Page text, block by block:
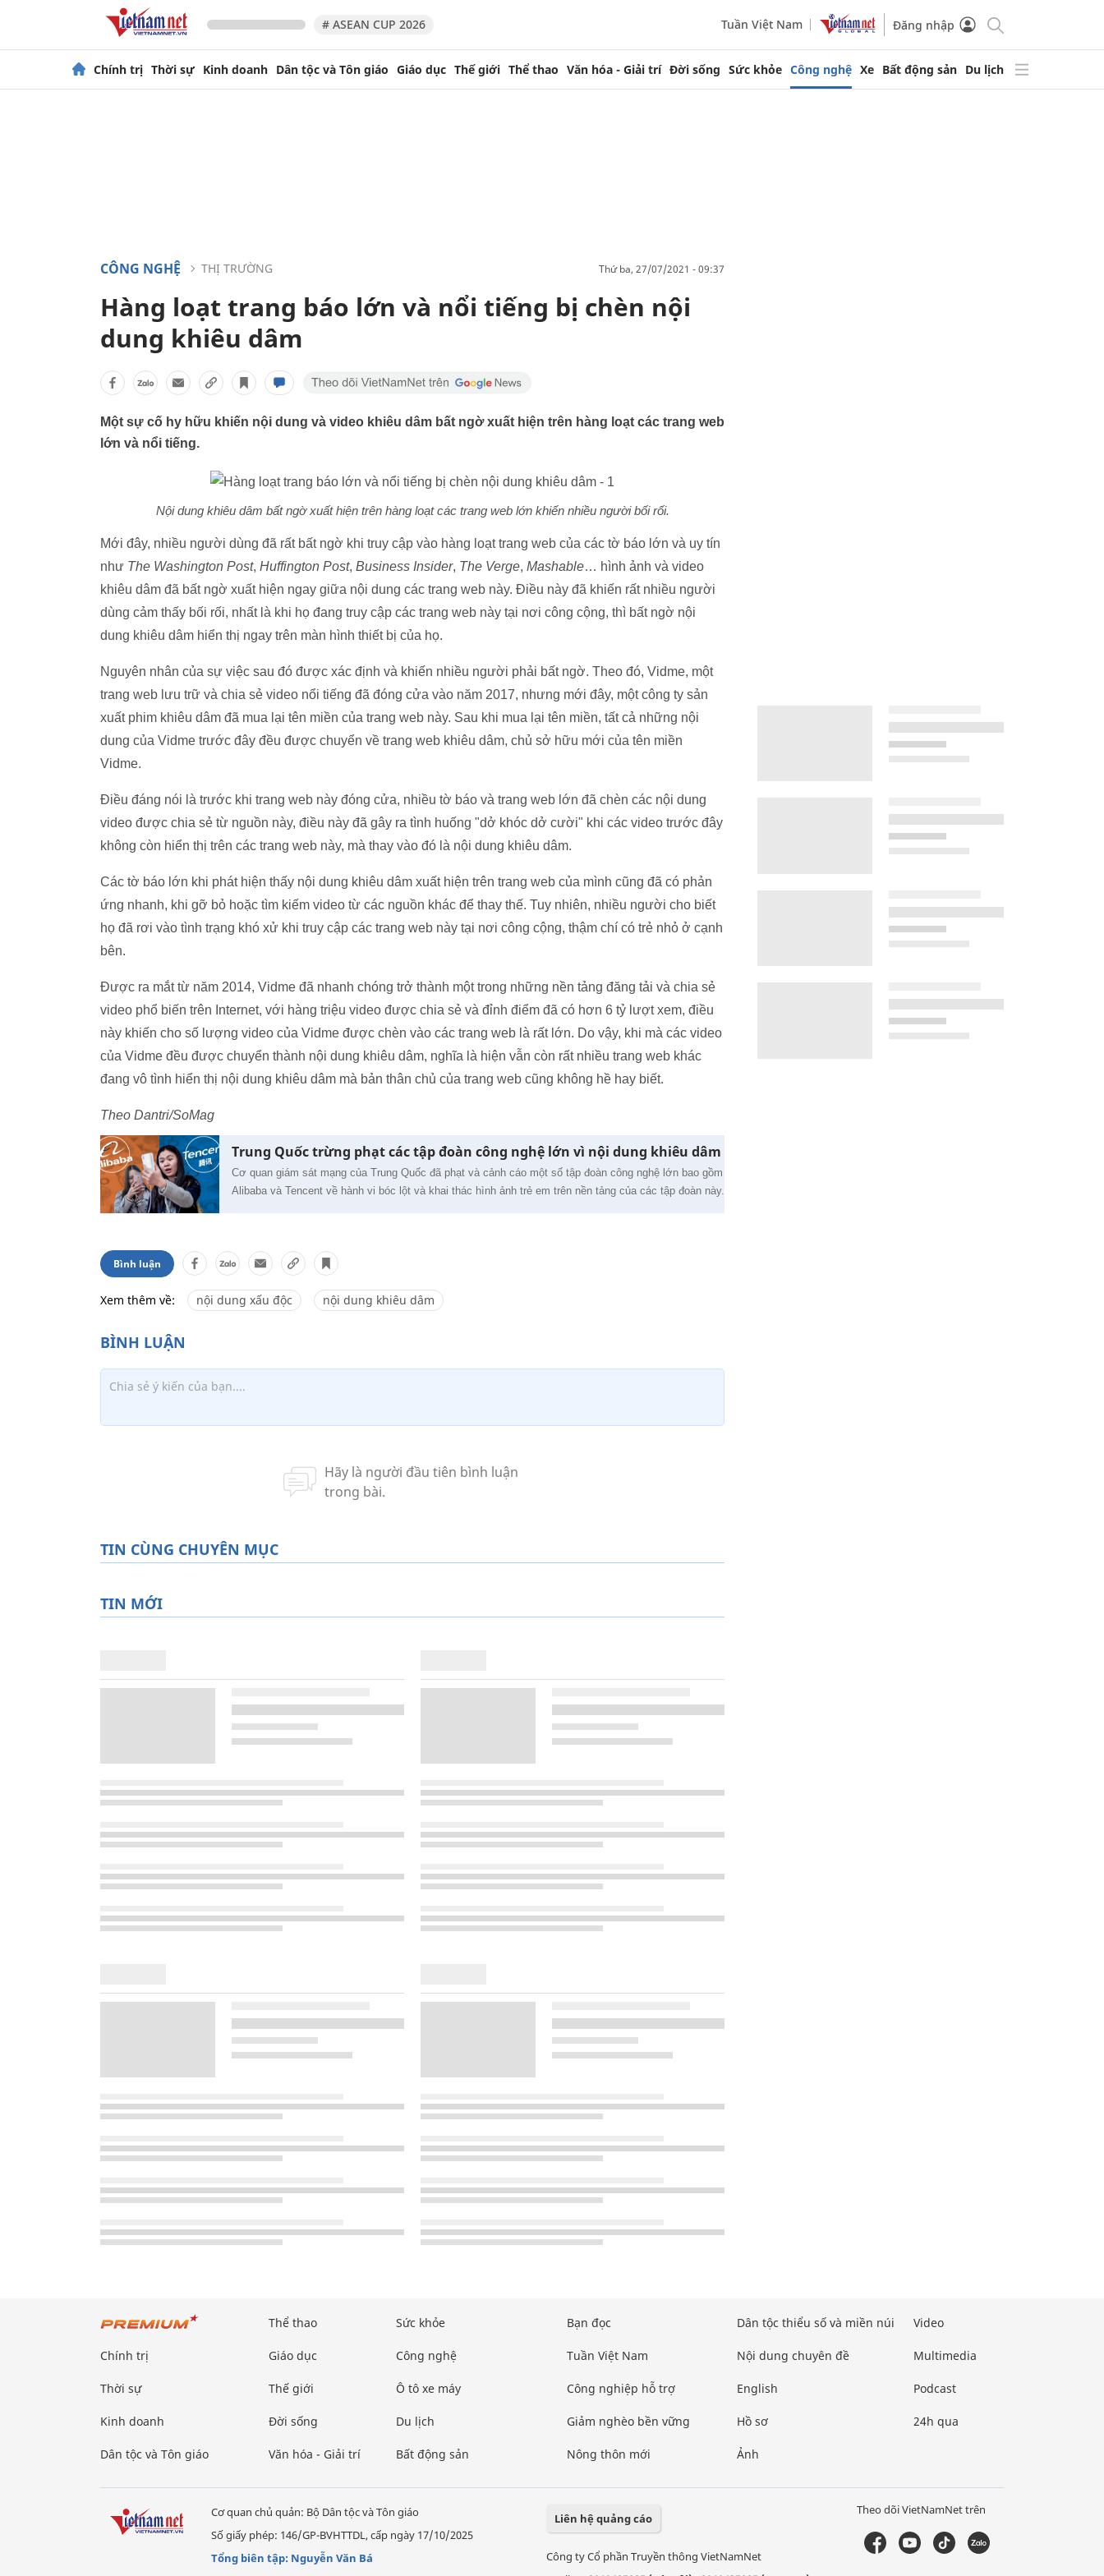
# ASEAN CUP 2026 Tuần Việt Nam Đăng nhập
Chính trị Thời sự Kinh doanh Dân tộc và Tôn giáo Giáo dục Thế giới Thể thao Văn hóa - Giải trí Đời sống Sức khỏe Công nghệ Xe Bất động sản Du lịch
CÔNG NGHỆ THỊ TRƯỜNG thứ ba, 27/07/2021 - 09:37
Hàng loạt trang báo lớn và nổi tiếng bị chèn nội
dung khiêu dâm
Một sự cố hy hữu khiến nội dung và video khiêu dâm bất ngờ xuất hiện trên hàng loạt các trang web
lớn và nổi tiếng.
Nội dung khiêu dâm bất ngờ xuất hiện trên hàng loạt các trang web lớn khiến nhiều người bối rối.
Mới đây, nhiều người dùng đã rất bất ngờ khi truy cập vào hàng loạt trang web của các tờ báo lớn và uy tín
như The Washington Post, Huffington Post, Business Insider, The Verge, Mashable… hình ảnh và video
khiêu dâm đã bất ngờ xuất hiện ngay giữa nội dung các trang web này. Điều này đã khiến rất nhiều người
dùng cảm thấy bối rối, nhất là khi họ đang truy cập các trang web này tại nơi công cộng, thì bất ngờ nội
dung khiêu dâm hiển thị ngay trên màn hình thiết bị của họ.
Nguyên nhân của sự việc sau đó được xác định và khiến nhiều người phải bất ngờ. Theo đó, Vidme, một
trang web lưu trữ và chia sẻ video nổi tiếng đã đóng cửa vào năm 2017, nhưng mới đây, một công ty sản
xuất phim khiêu dâm đã mua lại tên miền của trang web này. Sau khi mua lại tên miền, tất cả những nội
dung của Vidme trước đây đều được chuyển về trang web khiêu dâm, chủ sở hữu mới của tên miền
Vidme.
Điều đáng nói là trước khi trang web này đóng cửa, nhiều tờ báo và trang web lớn đã chèn các nội dung
video được chia sẻ từ nguồn này, điều này đã gây ra tình huống "dở khóc dở cười" khi các video trước đây
không còn hiển thị trên các trang web này, mà thay vào đó là nội dung khiêu dâm.
Các tờ báo lớn khi phát hiện thấy nội dung khiêu dâm xuất hiện trên trang web của mình cũng đã có phản
ứng nhanh, khi gỡ bỏ hoặc tìm kiếm video từ các nguồn khác để thay thế. Tuy nhiên, nhiều người cho biết
họ đã rơi vào tình trạng khó xử khi truy cập các trang web này tại nơi công cộng, thậm chí có trẻ nhỏ ở cạnh
bên.
Được ra mắt từ năm 2014, Vidme đã nhanh chóng trở thành một trong những nền tảng đăng tải và chia sẻ
video phổ biến trên Internet, với hàng triệu video được chia sẻ và đỉnh điểm đã có hơn 6 tỷ lượt xem, điều
này khiến cho số lượng video của Vidme được chèn vào các trang web là rất lớn. Do vậy, khi mà các video
của Vidme đều được chuyển thành nội dung khiêu dâm, nghĩa là hiện vẫn còn rất nhiều trang web khác
đang vô tình hiển thị nội dung khiêu dâm mà bản thân chủ của trang web cũng không hề hay biết.
Theo Dantri/SoMag
Trung Quốc trừng phạt các tập đoàn công nghệ lớn vì nội dung khiêu dâm
Cơ quan giám sát mạng của Trung Quốc đã phạt và cảnh cáo một số tập đoàn công nghệ lớn bao gồm
Alibaba và Tencent về hành vi bóc lột và khai thác hình ảnh trẻ em trên nền tảng của các tập đoàn này.
Bình luận
Xem thêm về: nội dung xấu độc nội dung khiêu dâm
TIN CÙNG CHUYÊN MỤC
TIN MỚI
Chính trị
Thời sự
Kinh doanh
Dân tộc và Tôn giáo
Thể thao
Giáo dục
Thế giới
Đời sống
Văn hóa - Giải trí
Sức khỏe
Công nghệ
Ô tô xe máy
Du lịch
Bất động sản
Bạn đọc
Tuần Việt Nam
Công nghiệp hỗ trợ
Giảm nghèo bền vững
Nông thôn mới
Dân tộc thiểu số và miền núi
Nội dung chuyên đề
English
Hồ sơ
Ảnh
Video
Multimedia
Podcast
24h qua
Cơ quan chủ quản: Bộ Dân tộc và Tôn giáo
Số giấy phép: 146/GP-BVHTTDL, cấp ngày 17/10/2025
Tổng biên tập: Nguyễn Văn Bá
Liên hệ quảng cáo
Công ty Cổ phần Truyền thông VietNamNet
Theo dõi VietNamNet trên